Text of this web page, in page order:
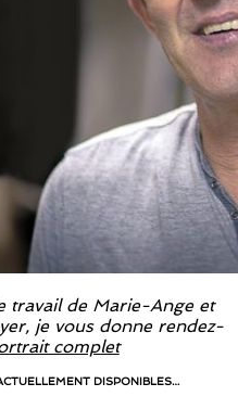
travail de Marie-Ange et
je vous donne rendez-
complet
DISPONIBLES…